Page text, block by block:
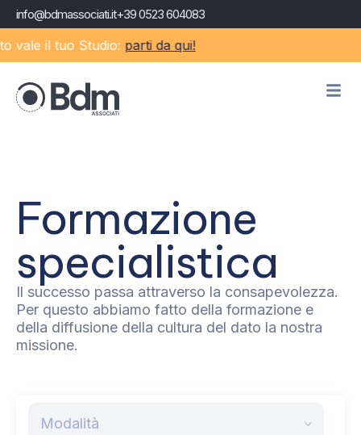
info@bdmassociati.it+39 0523 604083
il tuo Studio:parti da qui!
Formazione
specialistica
Il successo passa attraverso la consapevolezza.
Per questo abbiamo fatto della formazione e
della diffusione della cultura del dato la nostra
missione.
Modalità